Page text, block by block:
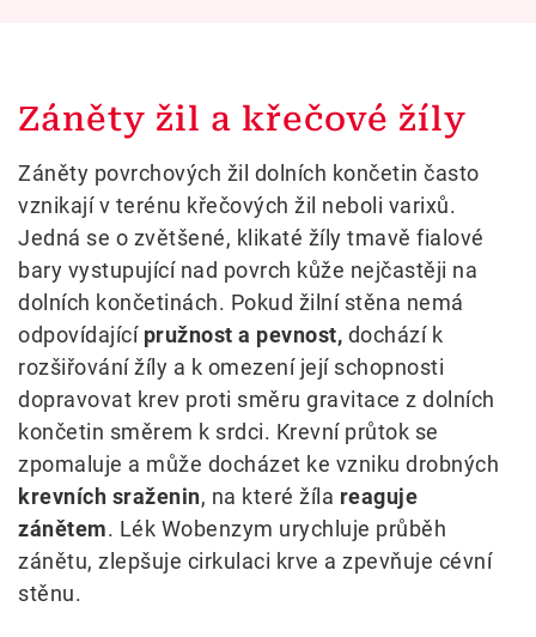
Záněty žil a křečové žíly
Záněty povrchových žil dolních končetin často
vznikají v terénu křečových žil neboli varixů.
Jedná se o zvětšené, klikaté žíly tmavě fialové
bary vystupující nad povrch kůže nejčastěji na
dolních končetinách. Pokud žilní stěna nemá
odpovídající pružnost a pevnost, dochází k
rozšiřování žíly a k omezení její schopnosti
dopravovat krev proti směru gravitace z dolních
končetin směrem k srdci. Krevní průtok se
zpomaluje a může docházet ke vzniku drobných
krevních sraženin, na které žíla reaguje
zánětem. Lék Wobenzym urychluje průběh
zánětu, zlepšuje cirkulaci krve a zpevňuje cévní
stěnu.